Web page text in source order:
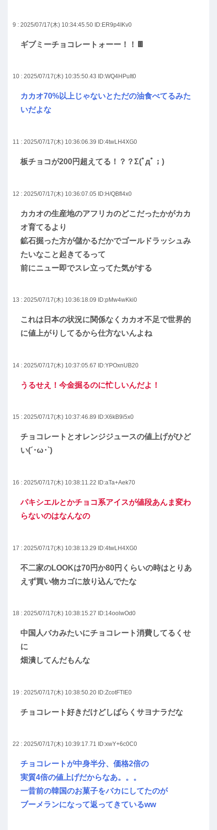
9 : 2025/07/17(木) 10:34:45.50 ID:ER9p4IKv0
ギブミーチョコレートォーー！！🍫
10 : 2025/07/17(木) 10:35:50.43 ID:WQ4HPuIt0
カカオ70%以上じゃないとただの油食べてるみた
いだよな
11 : 2025/07/17(木) 10:36:06.39 ID:4twLH4XG0
板チョコが200円超えてる！？？Σ(ﾟдﾟ；)
12 : 2025/07/17(木) 10:36:07.05 ID:H/QBfl4x0
カカオの生産地のアフリカのどこだったかがカカ
オ育てるより
鉱石掘った方が儲かるだかでゴールドラッシュみ
たいなこと起きてるって
前にニュー即でスレ立ってた気がする
13 : 2025/07/17(木) 10:36:18.09 ID:pMw4wKki0
これは日本の状況に関係なくカカオ不足で世界的
に値上がりしてるから仕方ないんよね
14 : 2025/07/17(木) 10:37:05.67 ID:YPOxnUB20
うるせえ！今金掘るのに忙しいんだよ！
15 : 2025/07/17(木) 10:37:46.89 ID:X6kB9i5x0
チョコレートとオレンジジュースの値上げがひど
い(´･ω･`)
16 : 2025/07/17(木) 10:38:11.22 ID:aTa+Aek70
パキシエルとかチョコ系アイスが値段あんま変わ
らないのはなんなの
17 : 2025/07/17(木) 10:38:13.29 ID:4twLH4XG0
不二家のLOOKは70円か80円くらいの時はとりあ
えず買い物カゴに放り込んでたな
18 : 2025/07/17(木) 10:38:15.27 ID:14oolwOd0
中国人バカみたいにチョコレート消費してるくせ
に
畑潰してんだもんな
19 : 2025/07/17(木) 10:38:50.20 ID:ZcotFTIE0
チョコレート好きだけどしばらくサヨナラだな
22 : 2025/07/17(木) 10:39:17.71 ID:xwY+6c0C0
チョコレートが中身半分、価格2倍の
実質4倍の値上げだからなあ。。。
一昔前の韓国のお菓子をバカにしてたのが
ブーメランになって返ってきているww